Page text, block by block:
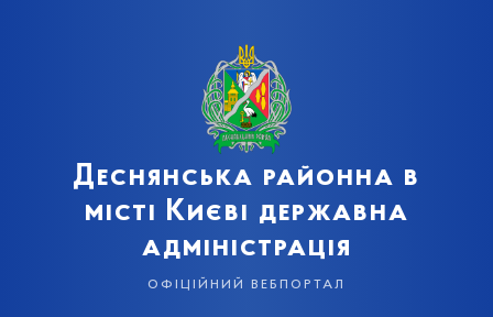
Деснянська районна в
місті Києві державна
адміністрація
офіційний вебпортал